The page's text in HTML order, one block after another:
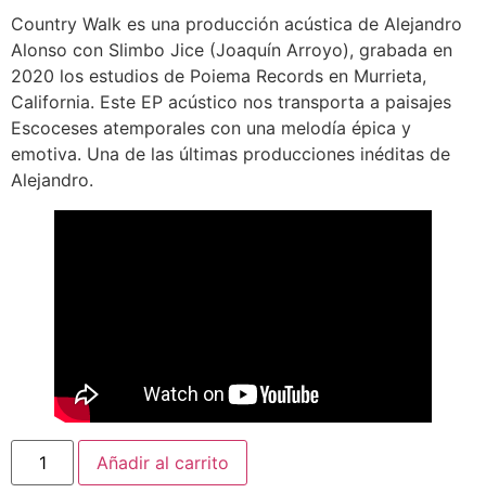
Country Walk es una producción acústica de Alejandro
Alonso con Slimbo Jice (Joaquín Arroyo), grabada en
2020 los estudios de Poiema Records en Murrieta,
California. Este EP acústico nos transporta a paisajes
Escoceses atemporales con una melodía épica y
emotiva. Una de las últimas producciones inéditas de
Alejandro.
Añadir al carrito